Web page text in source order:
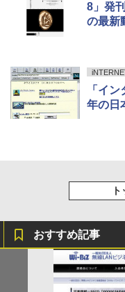
8」発
の最新
「イ
年の日
おすすめ記事